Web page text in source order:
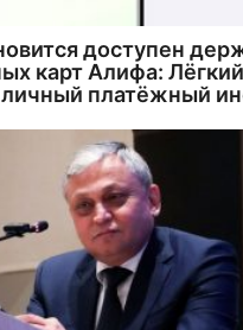
доступен
карт Алифа:
платёжный